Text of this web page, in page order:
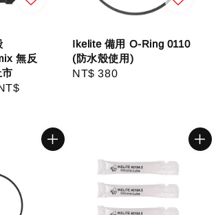
無反
Ikelite 備用 O-Ring 0110
(防水殼使用)
Regular
NT$ 380